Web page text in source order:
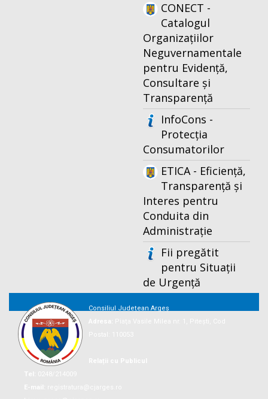
CONECT -
Catalogul
Organizațiilor
Neguvernamentale
pentru Evidență,
Consultare și
Transparență
InfoCons -
Protecția
Consumatorilor
ETICA - Eficiență,
Transparență și
Interes pentru
Conduita din
Administrație
Fii pregătit
pentru Situații
de Urgență
Consiliul Județean Argeș